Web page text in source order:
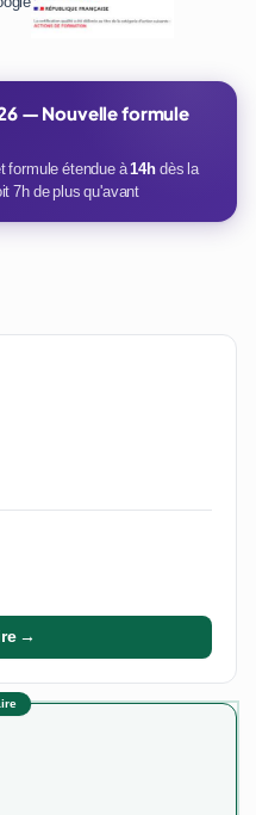
— Nouvelle formule
formule étendue à14hdès la
7h de plus qu'avant
→